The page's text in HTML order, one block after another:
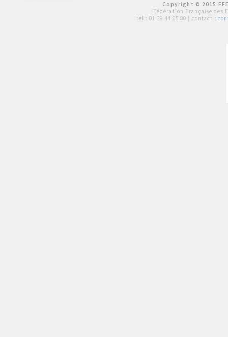
Copyright © 2015
Fédération Française des
tél : 01 39 44 65 80 | contact :